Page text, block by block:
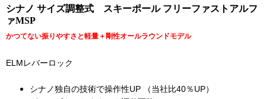
シナノ サイズ調整式 スキーポール フリーファストアルフ
ァMSP
かつてない振りやすさと軽量＋剛性オールラウンドモデル
ELMレバーロック
シナノ独自の技術で操作性UP （当社比40％UP）